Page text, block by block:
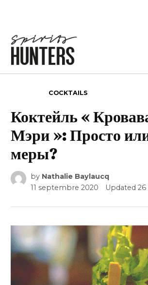
COCKTAILS
Коктейль «
Мэри »: Просто
меры?
by Nathalie Baylaucq
11 septembre 2020
Updated26